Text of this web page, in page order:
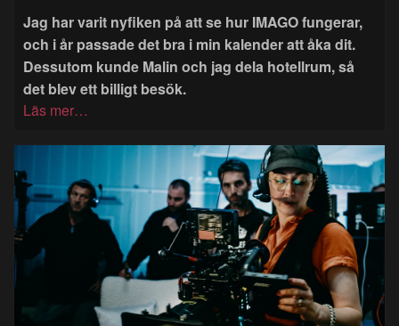
Jag har varit nyfiken på att se hur IMAGO fungerar,
och i år passade det bra i min kalender att åka dit.
Dessutom kunde Malin och jag dela hotellrum, så
det blev ett billigt besök.
Läs mer…